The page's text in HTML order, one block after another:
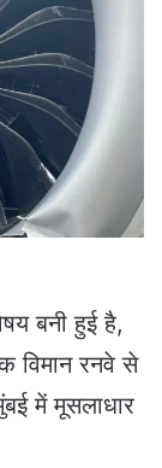
बनी हुई है,
विमान रनवे से
में मूसलाधार